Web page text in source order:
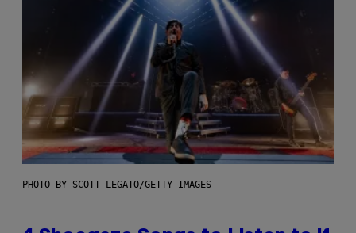
PHOTO BY SCOTT LEGATO/GETTY IMAGES